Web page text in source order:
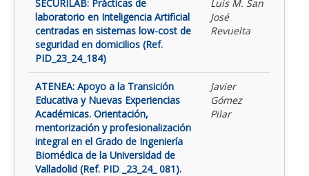
SECURILAB: Prácticas de
laboratorio en Inteligencia Artificial
centradas en sistemas low-cost de
seguridad en domicilios (Ref.
PID_23_24_184)
Luis M. San
José
Revuelta
ATENEA: Apoyo a la Transición
Educativa y Nuevas Experiencias
Académicas. Orientación,
mentorización y profesionalización
integral en el Grado de Ingeniería
Biomédica de la Universidad de
Valladolid (Ref. PID _23_24_ 081).
Javier
Gómez
Pilar